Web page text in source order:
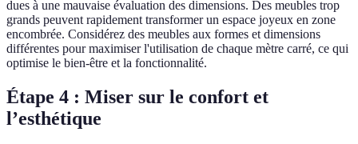
dues à une mauvaise évaluation des dimensions. Des meubles trop
grands peuvent rapidement transformer un espace joyeux en zone
encombrée. Considérez des meubles aux formes et dimensions
différentes pour maximiser l'utilisation de chaque mètre carré, ce qui
optimise le bien-être et la fonctionnalité.
Étape 4 : Miser sur le confort et
l’esthétique